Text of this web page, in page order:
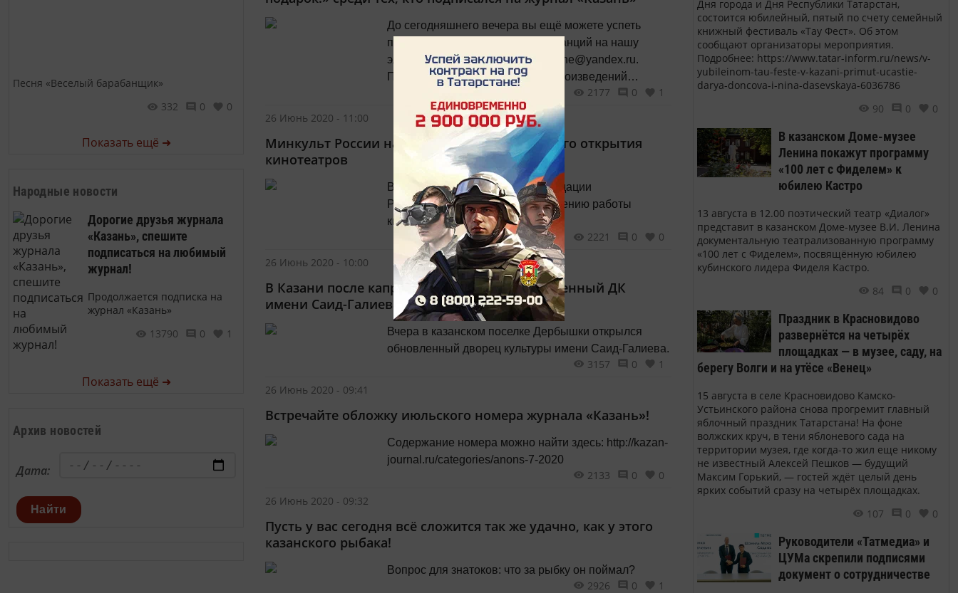
Песня «Веселый барабанщик»
332
0 0
Показать ещё ➜
Народные новости
Дорогие друзья журнала
«Казань», спешите
подписаться на любимый
журнал!
Продолжается подписка на
журнал «Казань»
13790
0 1
Показать ещё ➜
Архив новостей
Дата:
Найти
До сегодняшнего вечера вы ещё можете успеть
прислать скриншоты ваших квитанций на нашу
электронную почту kazan-magazine@yandex.ru.
Призы: трёхтомник избранных произведений
Рустема Кутуя (1 приз), книга Юрия Благова
о Качаловском театре (2), книга Сергея
Гольцмана «Шаляпин в Казани» (3).
2177 0
1
26 Июнь 2020 - 11:00
Минкульт России назвал дату предполагаемого открытия
кинотеатров
В регионы направлены рекомендации
Роспотребнадзора по возобновлению работы
кинотеатров.
2221 0
0
26 Июнь 2020 - 10:00
В Казани после капремонта открылся обновленный ДК
имени Саид-Галиева
Вчера в казанском поселке Дербышки открылся
обновленный дворец культуры имени Саид-Галиева.
3157 0
1
26 Июнь 2020 - 09:41
Встречайте обложку июльского номера журнала «Казань»!
Содержание номера можно найти здесь: http://kazan-
journal.ru/categories/anons-7-2020
2133 0
0
26 Июнь 2020 - 09:32
Пусть у вас сегодня всё сложится так же удачно, как у этого
казанского рыбака!
Вопрос для знатоков: что за рыбку он поймал?
2926 0 1
Дня города и Дня Республики Татарстан,
состоится юбилейный, пятый по счету семейный
книжный фестиваль «Тау Фест». Об этом
сообщают организаторы мероприятия.
Подробнее: https://www.tatar-inform.ru/news/v-
yubileinom-tau-feste-v-kazani-primut-ucastie-
darya-doncova-i-nina-dasevskaya-6036786
90
0 0
В казанском Доме-музее
Ленина покажут программу
«100 лет с Фиделем» к
юбилею Кастро
13 августа в 12.00 поэтический театр «Диалог»
представит в казанском Доме-музее В.И. Ленина
документальную театрализованную программу
«100 лет с Фиделем», посвящённую юбилею
кубинского лидера Фиделя Кастро.
84
0 0
Праздник в Красновидово
развернётся на четырёх
площадках — в музее, саду, на
берегу Волги и на утёсе «Венец»
15 августа в селе Красновидово Камско-
Устьинского района снова прогремит главный
яблочный праздник Татарстана! На фоне
волжских круч, в тени яблоневого сада на
территории музея, где когда-то жил еще никому
не известный Алексей Пешков — будущий
Максим Горький, — гостей ждёт целый день
ярких событий сразу на четырёх площадках.
107
0 0
Руководители «Татмедиа» и
ЦУМа скрепили подписями
документ о сотрудничестве